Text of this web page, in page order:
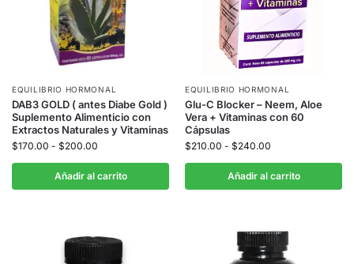
EQUILIBRIO HORMONAL
DAB3 GOLD ( antes Diabe Gold )
Suplemento Alimenticio con
Extractos Naturales y Vitaminas
$170.00 - $200.00
Añadir al carrito
EQUILIBRIO HORMONAL
Glu-C Blocker – Neem, Aloe
Vera + Vitaminas con 60
Cápsulas
$210.00 - $240.00
Añadir al carrito